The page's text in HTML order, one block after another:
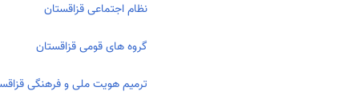
نظام اجتماعی قزاقستان
گروه های قومی قزاقستان
ترمیم هویت ملی و فرهنگی